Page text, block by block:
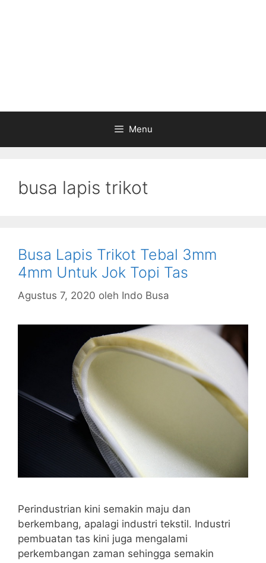
Menu
busa lapis trikot
Busa Lapis Trikot Tebal 3mm
4mm Untuk Jok Topi Tas
Agustus 7, 2020 oleh Indo Busa
Perindustrian kini semakin maju dan
berkembang, apalagi industri tekstil. Industri
pembuatan tas kini juga mengalami
perkembangan zaman sehingga semakin